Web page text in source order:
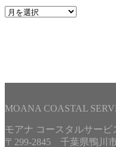
年
MOANA COASTAL
モアナ コースタルサービ
〒299-2845 千葉県鴨川